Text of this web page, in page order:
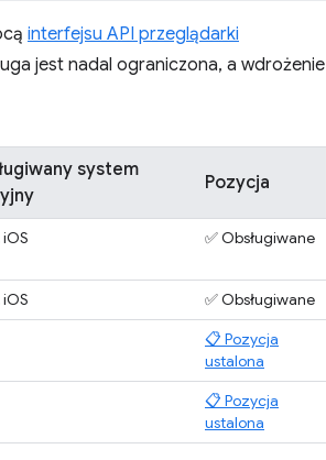
interfejsu API przeglądarki
jest nadal ograniczona, a wdrożenie
system
Pozycja
✅ Obsługiwane
✅ Obsługiwane
📋 Pozycja
ustalona
📋 Pozycja
ustalona